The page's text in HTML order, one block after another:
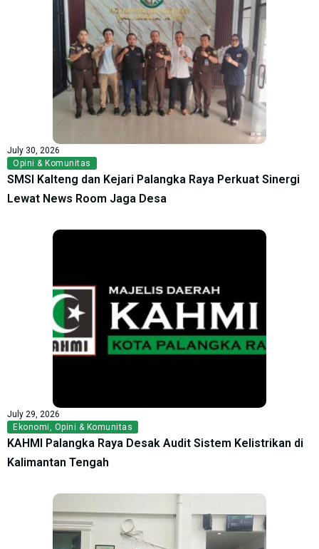
July 30, 2026
Opini & Komunitas
SMSI Kalteng dan Kejari Palangka Raya Perkuat Sinergi
Lewat News Room Jaga Desa
July 29, 2026
Ekonomi, Opini & Komunitas
KAHMI Palangka Raya Desak Audit Sistem Kelistrikan di
Kalimantan Tengah